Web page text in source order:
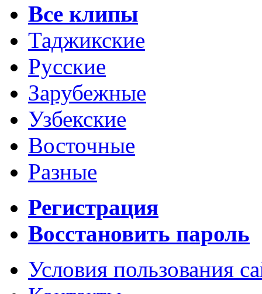
Все клипы
Таджикские
Русские
Зарубежные
Узбекские
Восточные
Разные
Регистрация
Восстановить пароль
Условия пользования